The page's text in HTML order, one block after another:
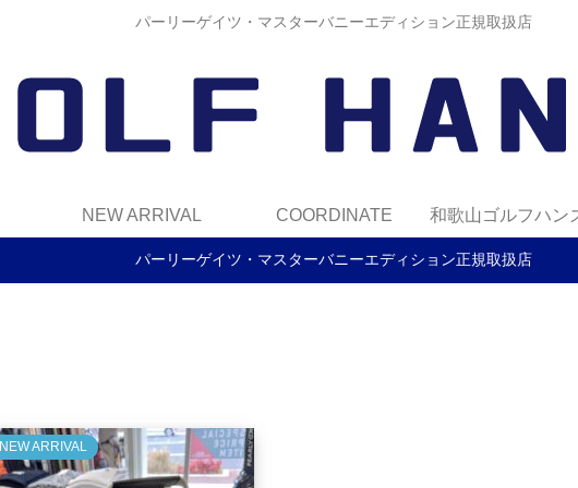
パーリーゲイツ・マスターバニーエディション正規取扱店
NEW ARRIVAL COORDINATE
パーリーゲイツ・マスターバニーエディション正規取扱店
NEW ARRIVAL